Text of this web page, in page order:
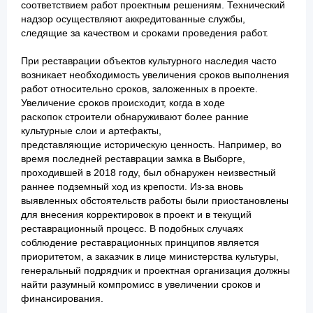
соответствием работ проектным решениям. Технический
надзор осуществляют аккредитованные службы,
следящие за качеством и сроками проведения работ.
При реставрации объектов культурного наследия часто
возникает необходимость увеличения сроков выполнения
работ относительно сроков, заложенных в проекте.
Увеличение сроков происходит, когда в ходе
раскопок строители обнаруживают более ранние
культурные слои и артефакты,
представляющие историческую ценность. Например, во
время последней реставрации замка в Выборге,
проходившей в 2018 году, был обнаружен неизвестный
раннее подземный ход из крепости. Из-за вновь
выявленных обстоятельств работы были приостановлены
для внесения корректировок в проект и в текущий
реставрационный процесс. В подобных случаях
соблюдение реставрационных принципов является
приоритетом, а заказчик в лице министерства культуры,
генеральный подрядчик и проектная организация должны
найти разумный компромисс в увеличении сроков и
финансирования.